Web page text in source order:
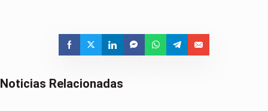
Noticias Relacionadas